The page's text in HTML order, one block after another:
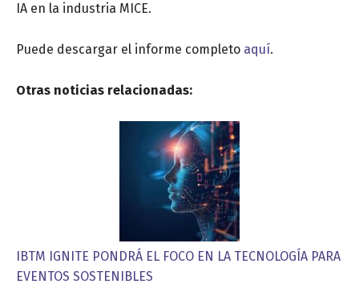
IA en la industria MICE.
Puede descargar el informe completo aquí.
Otras noticias relacionadas:
IBTM IGNITE PONDRÁ EL FOCO EN LA TECNOLOGÍA PARA
EVENTOS SOSTENIBLES